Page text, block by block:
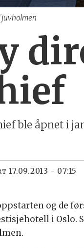
ble åpnet i
17.09.2013 - 07:15
og de
i Oslo.